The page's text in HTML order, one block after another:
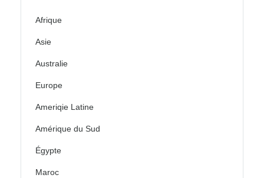
Afrique
Asie
Australie
Europe
Ameriqie Latine
Amérique du Sud
Égypte
Maroc